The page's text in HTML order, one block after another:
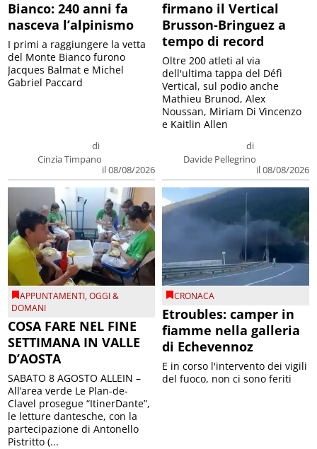
Bianco: 240 anni fa
nasceva l’alpinismo
di
Cinzia Timpano
il 08/08/2026
I primi a raggiungere la vetta
del Monte Bianco furono
Jacques Balmat e Michel
Gabriel Paccard
firmano il Vertical
Brusson-Bringuez a
tempo di record
di
Davide Pellegrino
il 08/08/2026
Oltre 200 atleti al via
dell'ultima tappa del Défì
Vertical, sul podio anche
Mathieu Brunod, Alex
Noussan, Miriam Di Vincenzo
e Kaitlin Allen
APPUNTAMENTI,OGGI &
DOMANI
COSA FARE NEL FINE
SETTIMANA IN VALLE
D’AOSTA
SABATO 8 AGOSTO ALLEIN –
All’area verde Le Plan-de-
Clavel prosegue “ItinerDante”,
le letture dantesche, con la
partecipazione di Antonello
Pistritto (...
CRONACA
Etroubles: camper in
fiamme nella galleria
di Echevennoz
E in corso l'intervento dei vigili
del fuoco, non ci sono feriti